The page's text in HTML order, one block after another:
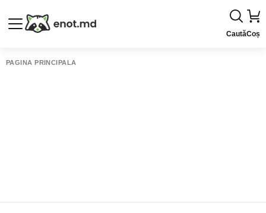
CautăCoș
PAGINA PRINCIPALĂ